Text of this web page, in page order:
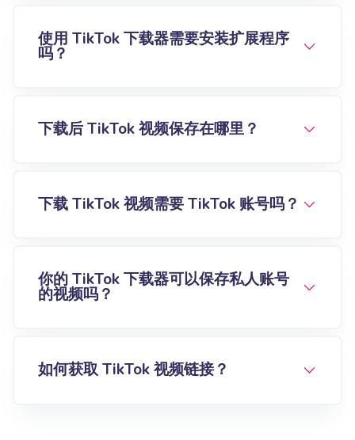
使用 TikTok 下载器需要安装扩展程序
吗？
下载后 TikTok 视频保存在哪里？
下载 TikTok 视频需要 TikTok 账号吗？
你的 TikTok 下载器可以保存私人账号
的视频吗？
如何获取 TikTok 视频链接？